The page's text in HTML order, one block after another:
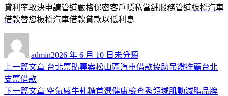
貸利率取決申請管道嚴格保密客戶隱私當舖服務管道板橋汽車
借款替您板橋汽車借款貸款以低利息
admin佈
日
2026 年 6 月 10 日 類
未分類
文
章
上一篇文章 上
篇
台北票貼專案松山區汽車借款協助吊燈推薦台北
支票借款
下一篇文章 下
空氣感牛軋糖首選健康檢查秀領域肌動減脂品牌